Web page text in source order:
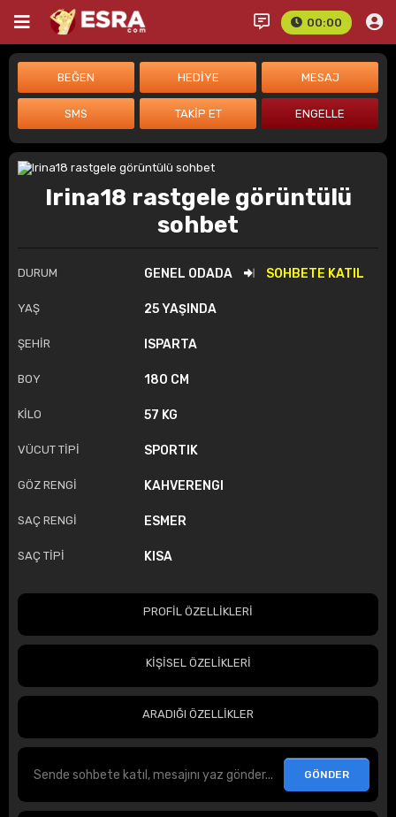
00:00
Irina18 rastgele görüntülü
sohbet
DURUM GENEL ODADA SOHBETE KATIL
YAŞ 25 YAŞINDA
ŞEHİR ISPARTA
BOY 180 CM
KİLO 57 KG
VÜCUT TİPİ SPORTIK
GÖZ RENGİ KAHVERENGI
SAÇ RENGİ ESMER
SAÇ TİPİ KISA
PROFİL ÖZELLİKLERİ
KİŞİSEL ÖZELİKLERİ
ARADIĞI ÖZELLİKLER